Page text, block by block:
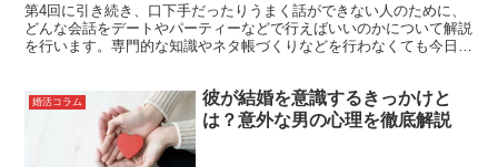
第4回に引き続き、口下手だったりうまく話ができない人のために、
どんな会話をデートやパーティーなどで行えばいいのかについて解説
を行います。専門的な知識やネタ帳づくりなどを行わなくても今日か
婚活コラム
彼が結婚を意識するきっかけと
は？意外な男の心理を徹底解説